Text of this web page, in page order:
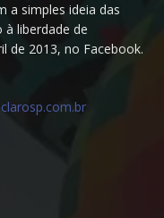
a simples ideia das
liberdade de
de 2013, no Facebook.